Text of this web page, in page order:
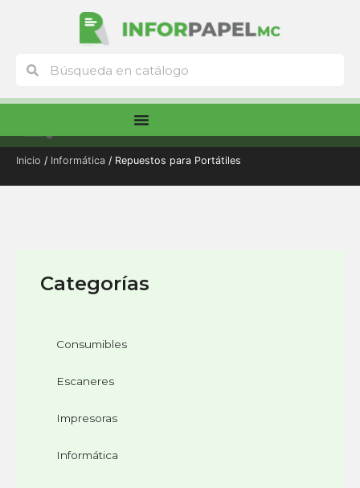
Buscar
Inicio / Informática / Repuestos para Portátiles
Categorías
Consumibles
Escaneres
Impresoras
Informática